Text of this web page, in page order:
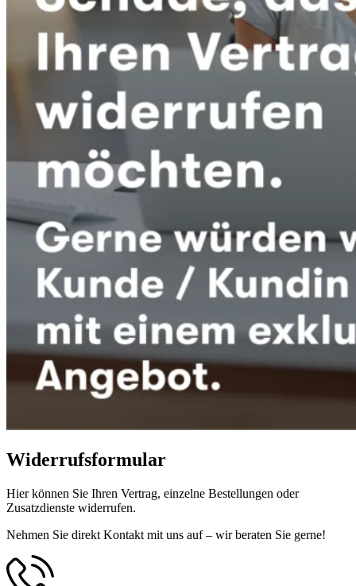
Widerrufsformular
Hier können Sie Ihren Vertrag, einzelne Bestellungen oder
Zusatzdienste widerrufen.
Nehmen Sie direkt Kontakt mit uns auf – wir beraten Sie gerne!